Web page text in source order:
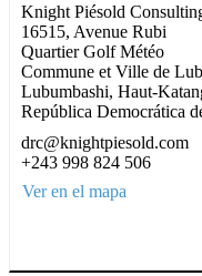
Knight Piésold
16515, Avenue Rubi
Quartier Golf Météo
Commune et Ville de
Lubumbashi, Haut-
República Democrática
drc@knightpiesold.com
+243 998 824 506
Ver en el mapa